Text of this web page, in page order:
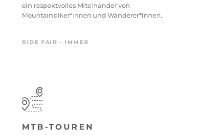
ein respektvolles Miteinander von
Mountainbiker*innen und Wanderer*innen.
RIDE FAIR - IMMER
MTB-TOUREN